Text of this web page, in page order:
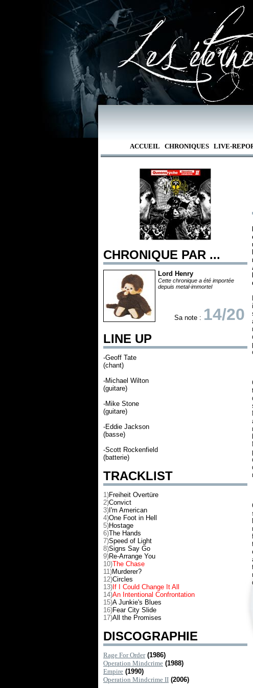
ACCUEIL CHRONIQUES LIVE-
CHRONIQUE PAR ...
Lord Henry
Cette chronique a été importée
depuis metal-immortel
Sa note : 14/20
LINE UP
-Geoff Tate
(chant)
-Michael Wilton
(guitare)
-Mike Stone
(guitare)
-Eddie Jackson
(basse)
-Scott Rockenfield
(batterie)
TRACKLIST
1)Freiheit Overtüre
2)Convict
3) I'm American
4)One Foot in Hell
5)Hostage
6)The Hands
7)Speed of Light
8)Signs Say Go
9)Re-Arrange You
10)The Chase
11)Murderer?
12)Circles
13) If I Could Change It All
14)An Intentional Confrontation
15)A Junkie's Blues
16)Fear City Slide
17)All the Promises
DISCOGRAPHIE
Rage For Order (1986)
Operation Mindcrime (1988)
Empire (1990)
Operation Mindcrime II (2006)